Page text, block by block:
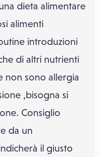
dieta alimentare
alimenti
introduzioni
di altri nutrienti
non sono allergia
,bisogna si
Consiglio
da un
il giusto